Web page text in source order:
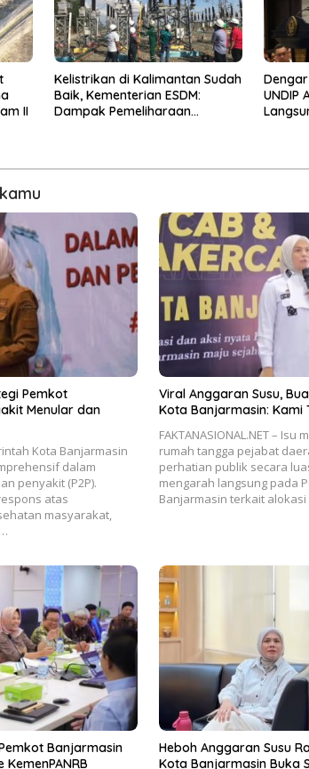
II
Kelistrikan di Kalimantan Sudah
Baik, Kementerian ESDM:
Dampak Pemeliharaan
UNDIP
Pemkot
Menular dan
Kota Banjarmasin
dalam
penyakit (P2P).
atas
masyarakat,
Viral Anggaran Susu,
Kota Banjarmasin: Kami
FAKTANASIONAL.NET –
rumah tangga pejabat
perhatian publik secara
mengarah langsung pada
Banjarmasin terkait
Banjarmasin
KemenPANRB
Heboh Anggaran Susu
Kota Banjarmasin Buka